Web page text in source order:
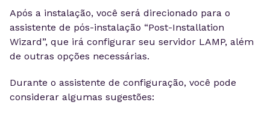
Após a instalação, você será direcionado para o
assistente de pós-instalação “Post-Installation
Wizard”, que irá configurar seu servidor LAMP, além
de outras opções necessárias.
Durante o assistente de configuração, você pode
considerar algumas sugestões: